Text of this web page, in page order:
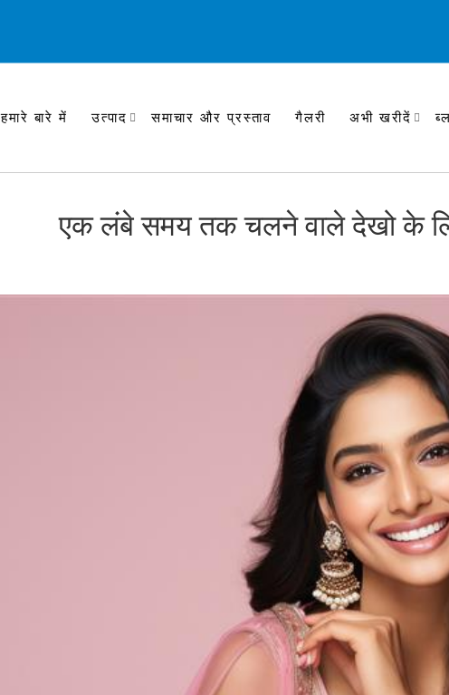
हमारे बारे में उत्पाद समाचार और प्रस्ताव गैलरी अभी खरीदें
एक लंबे समय तक चलने वाले देखो के